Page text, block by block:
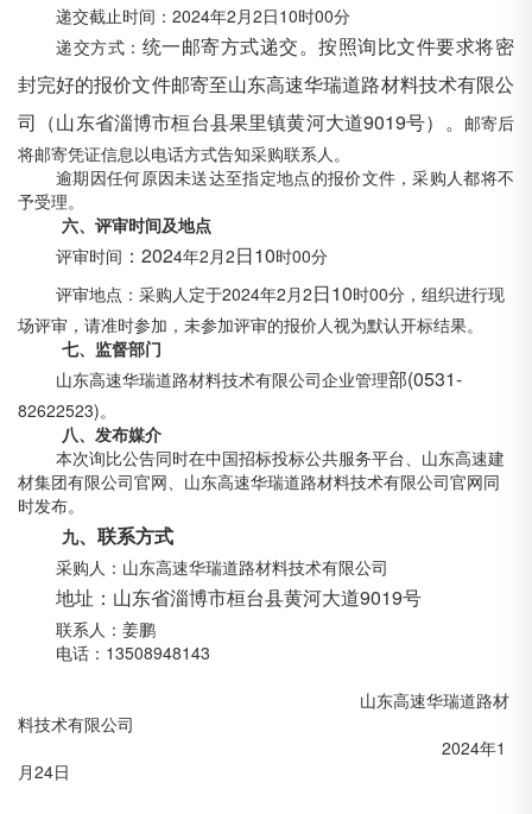
递交截止时间：2024年2月2日10时00分
递交方式： 统一邮寄方式递交。按照询比文件要求将密
封完好的报价文件邮寄至山东高速华瑞道路材料技术有限公
司（山东省淄博市桓台县果里镇黄河大道9019号）。 邮寄后
将邮寄凭证信息以电话方式告知采购联系人。
逾期因任何原因未送达至指定地点的报价文件，采购人都将不
予受理。
六、评审时间及地点
评审时间 ： 2024年2月2日10时00分
评审地点：采购人定于2024年2月2日10时00分，组织进行现
场评审，请准时参加，未参加评审的报价人视为默认开标结果。
七、监督部门
山东高速华瑞道路材料技术有限公司企业管理部(0531-
82622523)。
八、发布媒介
本次询比公告同时在中国招标投标公共服务平台、山东高速建
材集团有限公司官网、山东高速华瑞道路材料技术有限公司官网同
时发布。
九、联系方式
采购人：山东高速华瑞道路材料技术有限公司
地址：山东省淄博市桓台县黄河大道9019号
联系人：姜鹏
电话：13508948143
山东高速华瑞道路材
料技术有限公司
2024年1
月24日